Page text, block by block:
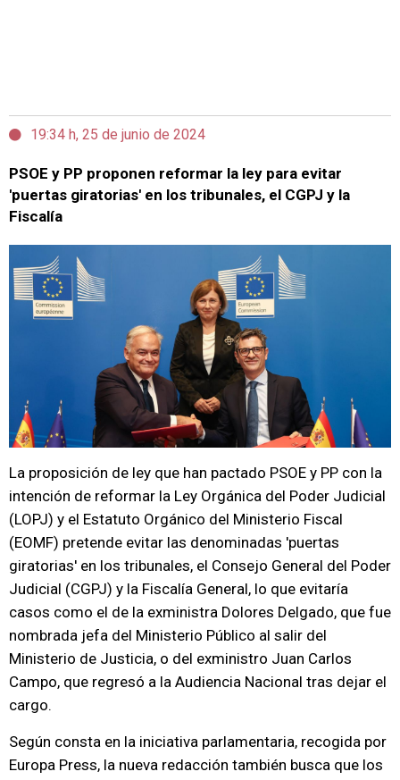
19:34 h, 25 de junio de 2024
PSOE y PP proponen reformar la ley para evitar
'puertas giratorias' en los tribunales, el CGPJ y la
Fiscalía
La proposición de ley que han pactado PSOE y PP con la
intención de reformar la Ley Orgánica del Poder Judicial
(LOPJ) y el Estatuto Orgánico del Ministerio Fiscal
(EOMF) pretende evitar las denominadas 'puertas
giratorias' en los tribunales, el Consejo General del Poder
Judicial (CGPJ) y la Fiscalía General, lo que evitaría
casos como el de la exministra Dolores Delgado, que fue
nombrada jefa del Ministerio Público al salir del
Ministerio de Justicia, o del exministro Juan Carlos
Campo, que regresó a la Audiencia Nacional tras dejar el
cargo.
Según consta en la iniciativa parlamentaria, recogida por
Europa Press, la nueva redacción también busca que los